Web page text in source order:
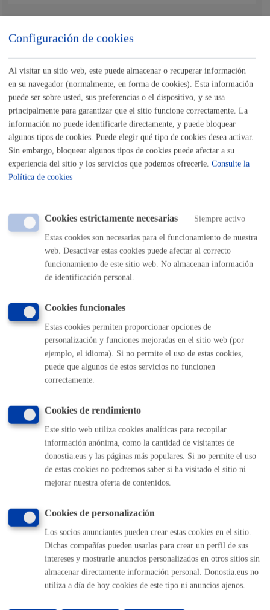
Descripción del trámite
Este trámite sirve para aportar documentación a un
expediente.
Quién lo puede solicitar
La persona interesada o quien tenga autorización para
trámite en tu nombre rellenando estaautorización de
representación.
Si quieres otorgar una representación más duradera
puedes hacerlo en elregistro de representantes
Cuándo lo pueden solicitar
Durante todo el año
Documentación necesaria
La requerida en la tramitación o cualquier otra que el
interesado quiera aportar.
Tamaño máximo anexos:300 Mb
Responsable de la tramitación
Departamento: Dirección de Presidencia
Configuración de cookies
Al visitar un sitio web, este puede almacenar o recuperar información
en su navegador (normalmente, en forma de cookies). Esta información
puede ser sobre usted, sus preferencias o el dispositivo, y se usa
principalmente para garantizar que el sitio funcione correctamente. La
información no puede identificarle directamente, y puede bloquear
algunos tipos de cookies. Puede elegir qué tipo de cookies desea activar.
Sin embargo, bloquear algunos tipos de cookies puede afectar a su
experiencia del sitio y los servicios que podemos ofrecerle. Consulte la
Política de cookies
Cookies estrictamente necesarias Siempre activo
Estas cookies son necesarias para el funcionamiento de nuestra
web. Desactivar estas cookies puede afectar al correcto
funcionamiento de este sitio web. No almacenan información
de identificación personal.
Cookies funcionales
Estas cookies permiten proporcionar opciones de
personalización y funciones mejoradas en el sitio web (por
ejemplo, el idioma). Si no permite el uso de estas cookies,
puede que algunos de estos servicios no funcionen
correctamente.
Cookies de rendimiento
Este sitio web utiliza cookies analíticas para recopilar
información anónima, como la cantidad de visitantes de
donostia.eus y las páginas más populares. Si no permite el uso
de estas cookies no podremos saber si ha visitado el sitio ni
mejorar nuestra oferta de contenidos.
Cookies de personalización
Los socios anunciantes pueden crear estas cookies en el sitio.
Dichas compañías pueden usarlas para crear un perfil de sus
intereses y mostrarle anuncios personalizados en otros sitios sin
almacenar directamente información personal. Donostia.eus no
utiliza a día de hoy cookies de este tipo ni anuncios ajenos.